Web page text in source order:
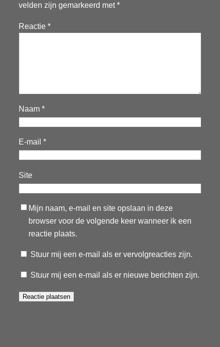
velden zijn gemarkeerd met*
Reactie *
Naam *
E-mail *
Site
Mijn naam, e-mail en site opslaan in deze
browser voor de volgende keer wanneer ik een
reactie plaats.
Stuur mij een e-mail als er vervolgreacties zijn.
Stuur mij een e-mail als er nieuwe berichten zijn.